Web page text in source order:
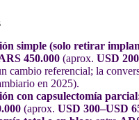
simple (solo retirar
450.000 (aprox. USD
cambio referencial; la
en 2025).
con capsulectomía
(aprox. USD 300–USD